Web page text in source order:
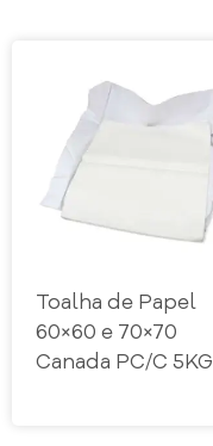
Toalha de Papel
60×60 e 70×70
Canada PC/C 5KG